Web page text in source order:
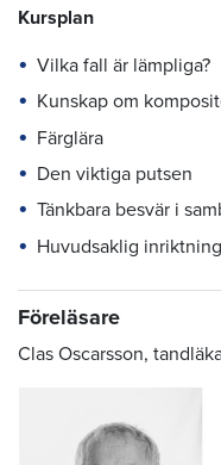
Kursplan
Vilka fall är lämpliga?
Kunskap om
Färglära
Den viktiga putsen
Tänkbara besvär i
Huvudsaklig
Föreläsare
Clas Oscarsson,